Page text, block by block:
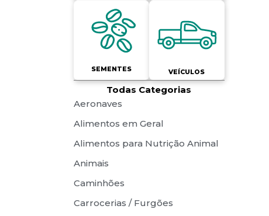
Aeronaves
Alimentos em Geral
Alimentos para Nutrição Animal
Animais
Caminhões
Carrocerias / Furgões
SEMENTES VEÍCULOS
Todas Categorias